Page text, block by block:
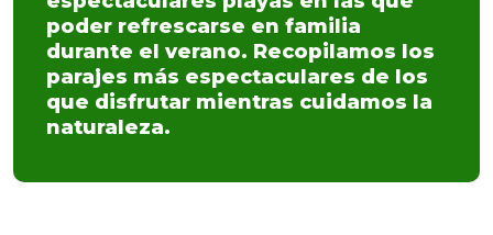
poder refrescarse en familia
durante el verano. Recopilamos los
parajes más espectaculares de los
que disfrutar mientras cuidamos la
naturaleza.